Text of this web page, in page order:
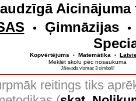
• Ģimnāzijas •
Kopvērtējums • Matemātika •
Meklēt skolu pēc nosaukuma
Jāievada vismaz 3 simboli!
reitings tiks